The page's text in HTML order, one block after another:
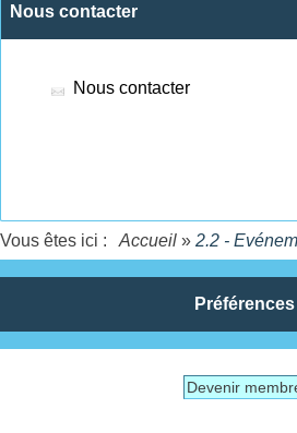
Nous contacter
Nous contacter
Vous êtes ici : Accueil » 2.2 -
Préférences
Devenir